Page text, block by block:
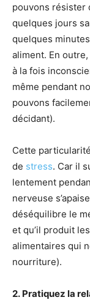
pouvons résister
quelques jours
quelques
aliment. En
à la fois
même pendant
pouvons
décidant).
Cette
de stress. Car il
lentement
nerveuse
déséquilibre le
et qu’il produit
alimentaires qui
nourriture).
2. Pratiquez la